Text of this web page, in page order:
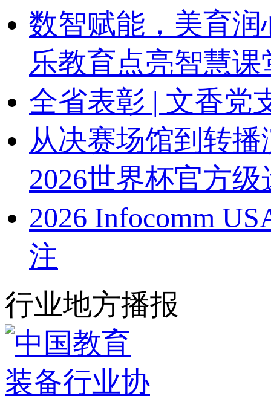
数智赋能，美育
乐教育点亮智慧课
全省表彰 | 文香党
从决赛场馆到转
2026世界杯官方级
2026 Infocomm
注
行业地方播报